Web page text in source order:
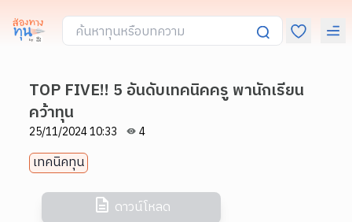
TOP FIVE!! 5 อันดับเทคนิคครู พานักเรียน
คว้าทุน
25/11/2024 10:33 4
เทคนิคทุน
ดาวน์โหลด